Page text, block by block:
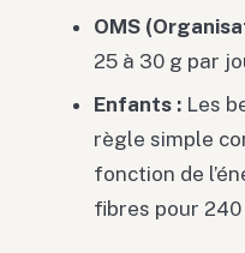
OMS
25 à 30 g par
Enfants : Les
règle simple
fonction de
fibres pour